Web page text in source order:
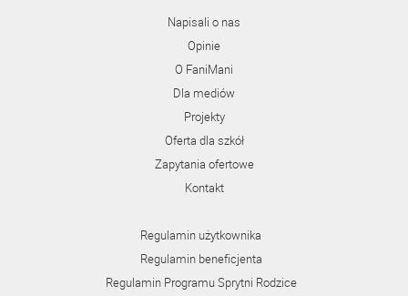
Napisali o nas
Opinie
O FaniMani
Dla mediów
Projekty
Oferta dla szkół
Zapytania ofertowe
Kontakt
Regulamin użytkownika
Regulamin beneficjenta
Regulamin Programu Sprytni Rodzice